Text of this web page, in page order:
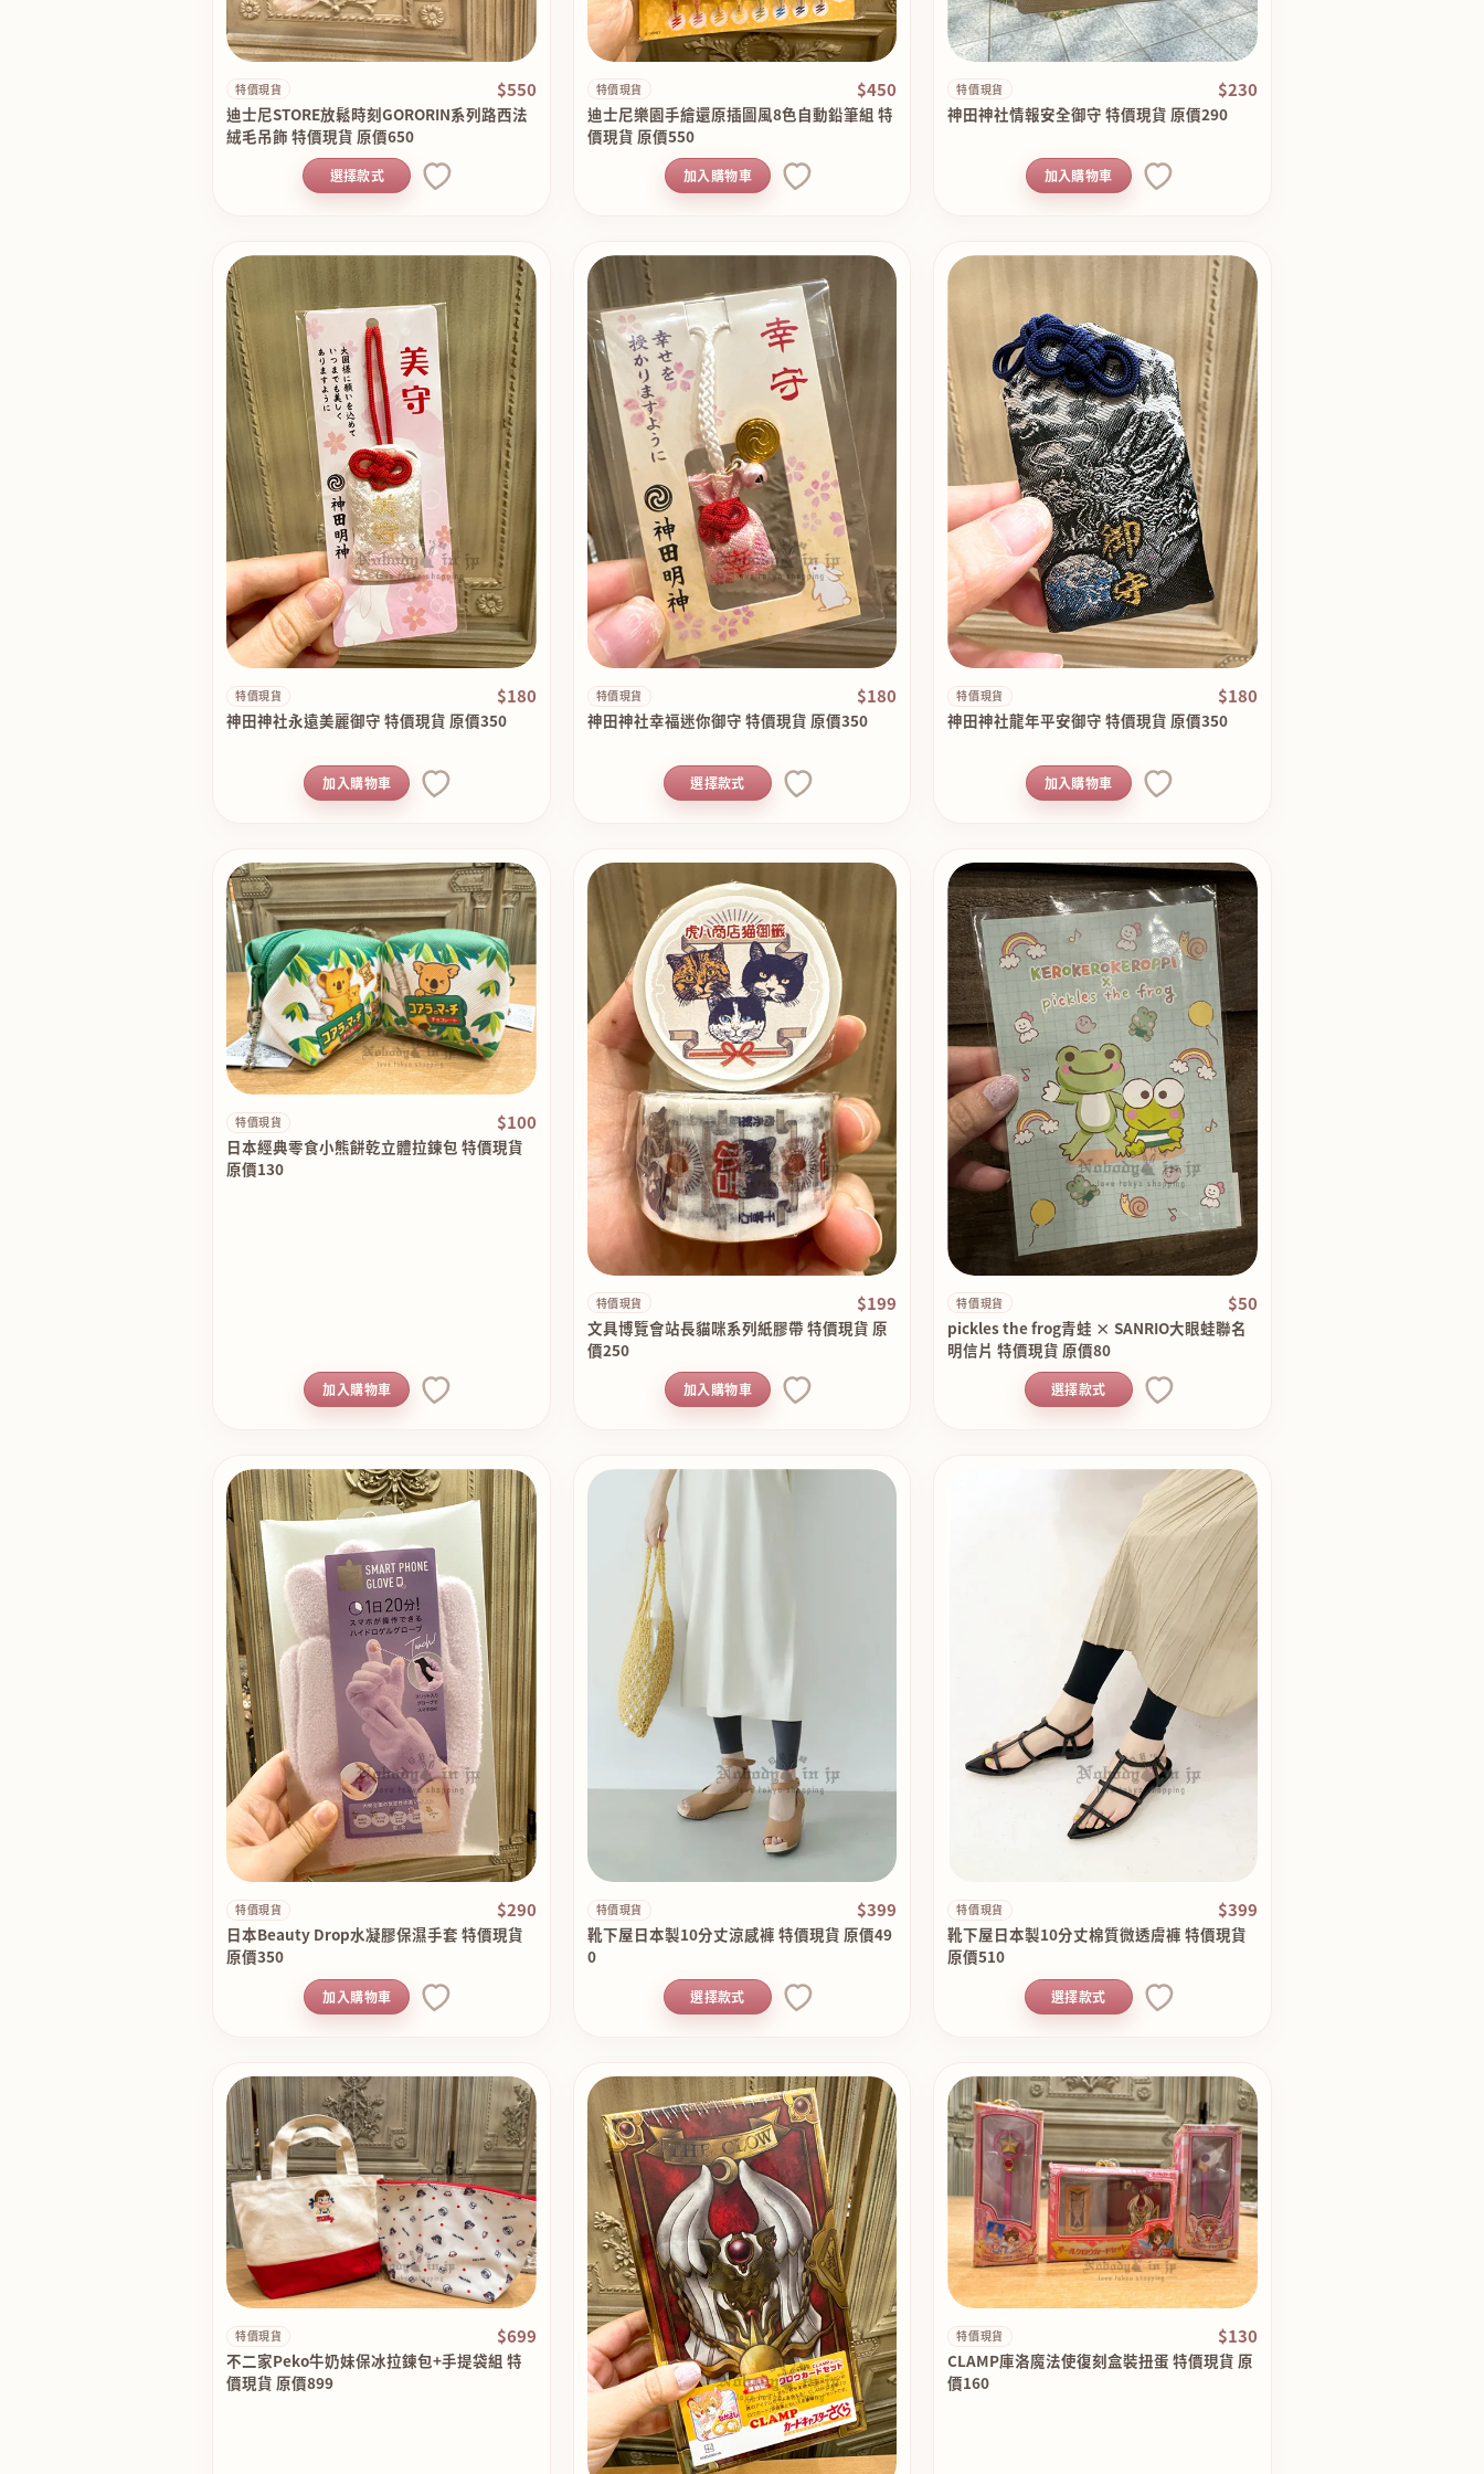
特價現貨 $550
迪士尼STORE放鬆時刻GORORIN系列路西法
絨毛吊飾 特價現貨 原價650
選擇款式
特價現貨 $450
迪士尼樂園手繪還原插圖風8色自動鉛筆組 特
價現貨 原價550
加入購物車
特價現貨 $230
神田神社情報安全御守 特價現貨 原價290
加入購物車
特價現貨 $180
神田神社永遠美麗御守 特價現貨 原價350
加入購物車
特價現貨 $180
神田神社幸福迷你御守 特價現貨 原價350
選擇款式
特價現貨 $180
神田神社龍年平安御守 特價現貨 原價350
加入購物車
特價現貨 $100
日本經典零食小熊餅乾立體拉鍊包 特價現貨
原價130
加入購物車
特價現貨 $199
文具博覽會站長貓咪系列紙膠帶 特價現貨 原
價250
加入購物車
特價現貨 $50
pickles the frog青蛙 × SANRIO大眼蛙聯名
明信片 特價現貨 原價80
選擇款式
特價現貨 $290
日本Beauty Drop水凝膠保濕手套 特價現貨
原價350
加入購物車
特價現貨 $399
靴下屋日本製10分丈涼感褲 特價現貨 原價49
0
選擇款式
特價現貨 $399
靴下屋日本製10分丈棉質微透膚褲 特價現貨
原價510
選擇款式
特價現貨 $699
不二家Peko牛奶妹保冰拉鍊包+手提袋組 特
價現貨 原價899
特價現貨 $130
CLAMP庫洛魔法使復刻盒裝扭蛋 特價現貨 原
價160